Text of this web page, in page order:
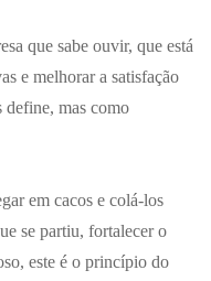
que sabe ouvir, que está
e melhorar a satisfação
define, mas como
em cacos e colá-los
se partiu, fortalecer o
este é o princípio do